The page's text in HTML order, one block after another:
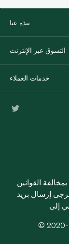
نبذة عنا
التسوق عبر الإنترنت
خدمات العملاء
القوانين
يرجى إرسال بريد